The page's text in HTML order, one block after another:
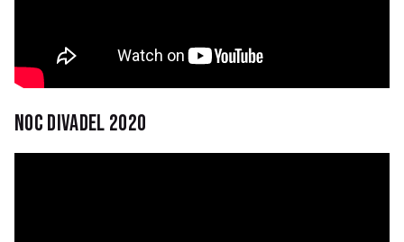
Noc divadel 2020